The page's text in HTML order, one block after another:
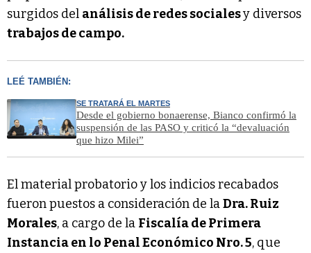
surgidos del análisis de redes socialesy diversos
trabajos de campo.
LEÉ TAMBIÉN:
SE TRATARÁ EL MARTES
Desde el gobierno bonaerense, Bianco confirmó la
suspensión de las PASO y criticó la “devaluación
que hizo Milei”
El material probatorio y los indicios recabados
fueron puestos a consideración de laDra. Ruiz
Morales, a cargo de la Fiscalía de Primera
Instancia en lo Penal Económico Nro. 5, que